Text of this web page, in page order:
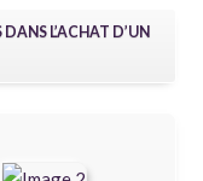
L’ACHAT D’UN